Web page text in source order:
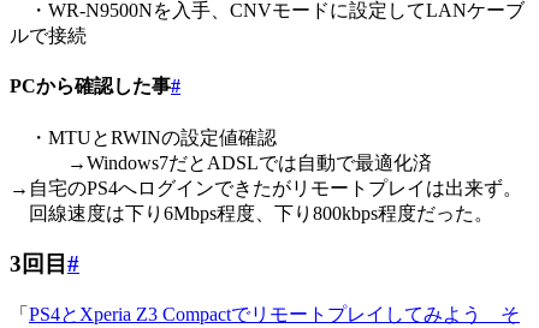
・WR-N9500Nを入手、CNVモードに設定してLANケーブ
ルで接続
PCから確認した事#
・MTUとRWINの設定値確認
→Windows7だとADSLでは自動で最適化済
→自宅のPS4へログインできたがリモートプレイは出来ず。
回線速度は下り6Mbps程度、下り800kbps程度だった。
3回目 #
「 PS4とXperia Z3 Compactでリモートプレイしてみよう そ